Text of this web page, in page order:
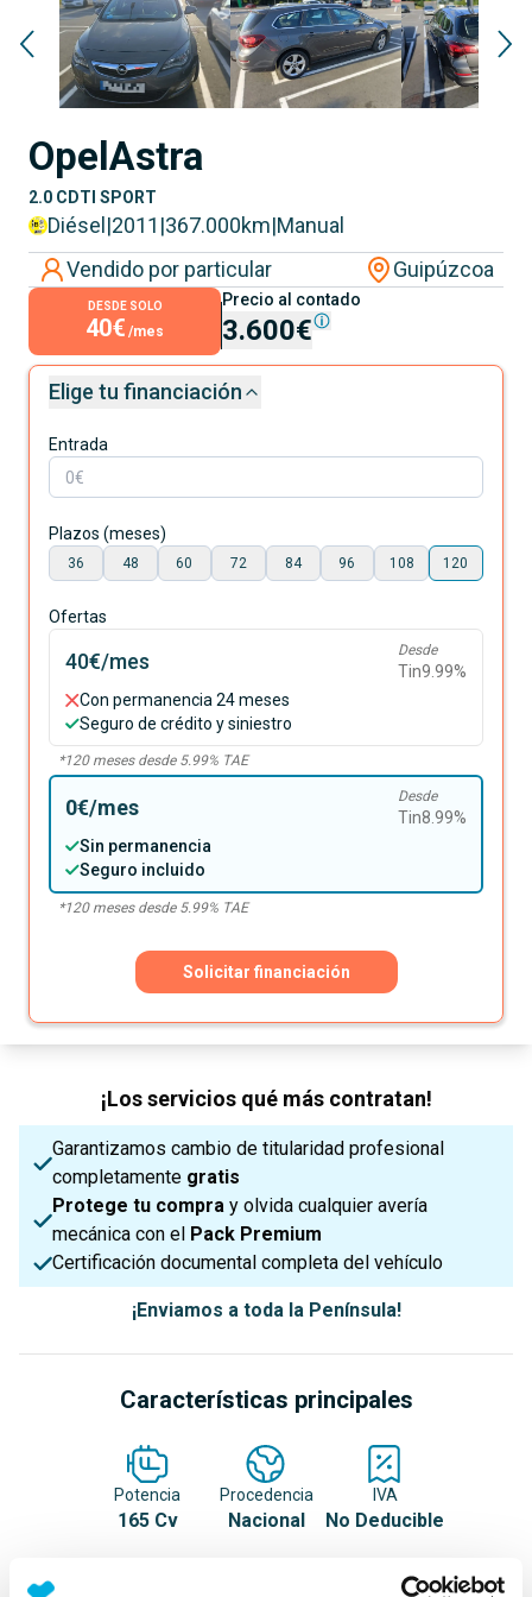
OpelAstra
2.0 CDTI SPORT
Diésel |2011 |367.000km|Manual
Vendido por particular
Guipúzcoa
DESDE SOLO
40€ /mes
Precio al contado
3.600€
Elige tu financiación
Entrada
Plazos (meses)
36 48 60 72 84 96 108 120
Ofertas
40€/mes Desde
Tin9.99%
Con permanencia 24 meses
Seguro de crédito y siniestro
*120meses desde 5.99% TAE
0€/mes Desde
Tin8.99%
Sin permanencia
Seguro incluido
*120meses desde 5.99% TAE
Solicitar financiación
¡Los servicios qué más contratan!
Garantizamos cambio de titularidad profesional
completamente gratis
Protege tu compra y olvida cualquier avería
mecánica con el Pack Premium
Certificación documental completa del vehículo
¡Enviamos a toda la Península!
Características principales
Potencia
165 Cv
Procedencia
Nacional
IVA
No Deducible